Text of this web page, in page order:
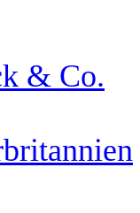
& Co.